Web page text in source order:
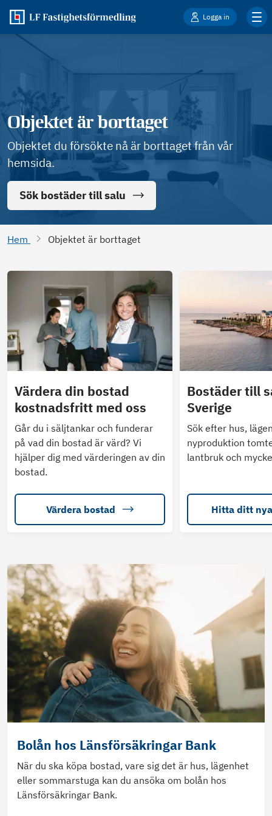
Logga in
Objektet är borttaget
Objektet du försökte nå är borttaget från vår
hemsida.
Sök bostäder till salu
Hem Objektet är borttaget
Värdera din bostad
kostnadsfritt med oss
Går du i säljtankar och funderar
på vad din bostad är värd? Vi
hjälper dig med värderingen av din
bostad.
Värdera bostad
Bostäder till
Sverige
Sök efter hus,
nyproduktion
lantbruk och
Hitta ditt
Bolån hos Länsförsäkringar Bank
När du ska köpa bostad, vare sig det är hus, lägenhet
eller sommarstuga kan du ansöka om bolån hos
Länsförsäkringar Bank.